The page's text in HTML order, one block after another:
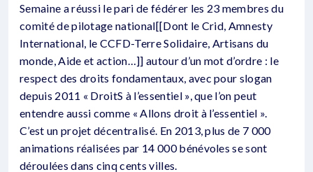
Semaine a réussi le pari de fédérer les 23 membres du
comité de pilotage national[[Dont le Crid, Amnesty
International, le CCFD-Terre Solidaire, Artisans du
monde, Aide et action…]] autour d’un mot d’ordre : le
respect des droits fondamentaux, avec pour slogan
depuis 2011 « DroitS à l’essentiel », que l’on peut
entendre aussi comme « Allons droit à l’essentiel ».
C’est un projet décentralisé. En 2013, plus de 7 000
animations réalisées par 14 000 bénévoles se sont
déroulées dans cinq cents villes.